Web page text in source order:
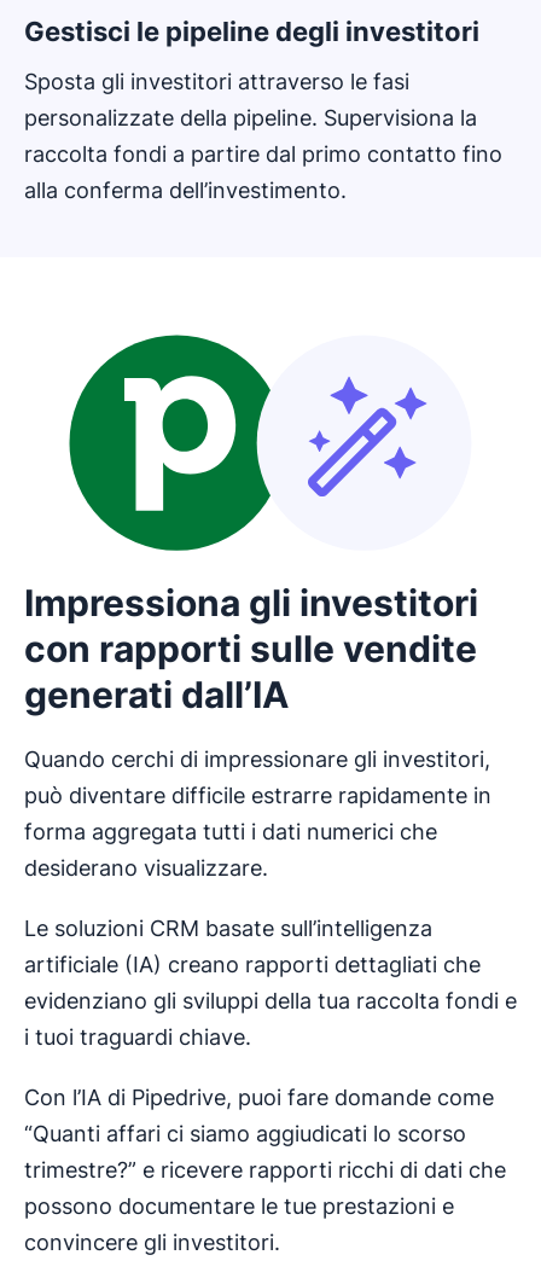
Gestisci le pipeline degli investitori
Sposta gli investitori attraverso le fasi
personalizzate della pipeline. Supervisiona la
raccolta fondi a partire dal primo contatto fino
alla conferma dell’investimento.
Impressiona gli investitori
con rapporti sulle vendite
generati dall’IA
Quando cerchi di impressionare gli investitori,
può diventare difficile estrarre rapidamente in
forma aggregata tutti i dati numerici che
desiderano visualizzare.
Le soluzioni CRM basate sull’intelligenza
artificiale (IA) creano rapporti dettagliati che
evidenziano gli sviluppi della tua raccolta fondi e
i tuoi traguardi chiave.
Con l’IA di Pipedrive, puoi fare domande come
“Quanti affari ci siamo aggiudicati lo scorso
trimestre?” e ricevere rapporti ricchi di dati che
possono documentare le tue prestazioni e
convincere gli investitori.